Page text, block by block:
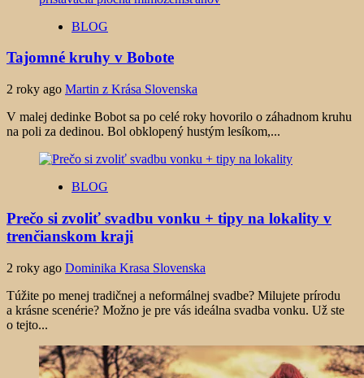
BLOG
Tajomné kruhy v Bobote
2 roky ago Martin z Krása Slovenska
V malej dedinke Bobot sa po celé roky hovorilo o záhadnom kruhu
na poli za dedinou. Bol obklopený hustým lesíkom,...
BLOG
Prečo si zvoliť svadbu vonku + tipy na lokality v
trenčianskom kraji
2 roky ago Dominika Krasa Slovenska
Túžite po menej tradičnej a neformálnej svadbe? Milujete prírodu
a krásne scenérie? Možno je pre vás ideálna svadba vonku. Už ste
o tejto...